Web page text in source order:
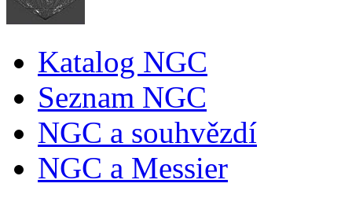
Katalog NGC
Seznam NGC
NGC a souhvězdí
NGC a Messier